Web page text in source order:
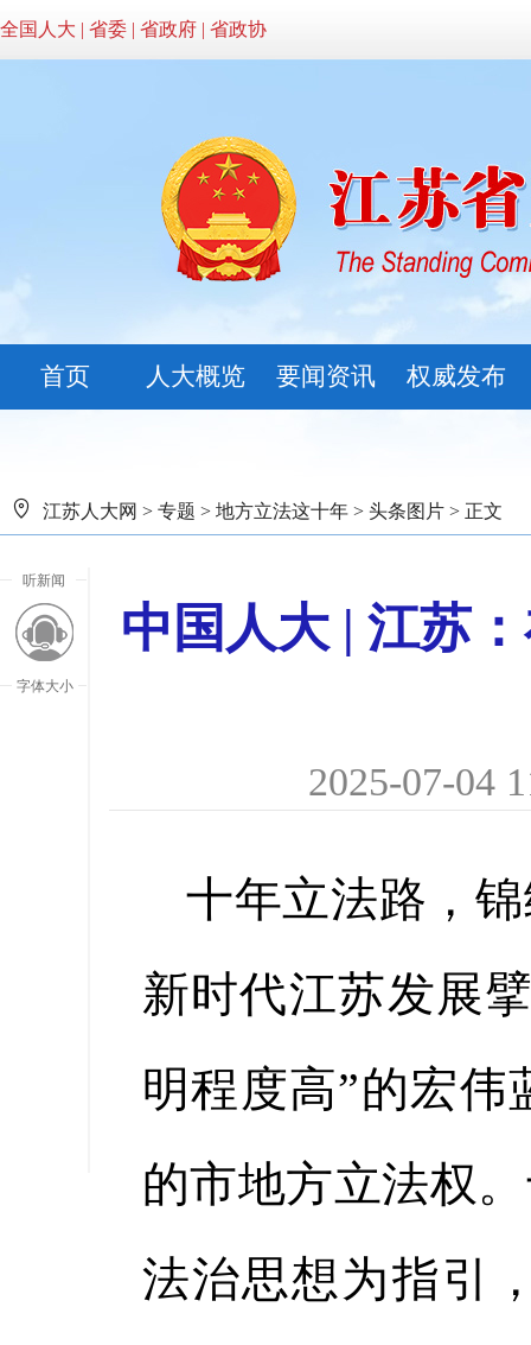
全国人大 | 省委 | 省政府 | 省政协
首页 人大概览 要闻资讯 权威发布
江苏人大网 > 专题 > 地方立法这十年 > 头条图片 > 正文
听新闻
字体大小
中国人大 | 江苏
2025-07-04
十年立法路，
新时代江苏发展
明程度高”的宏伟
的市地方立法权
法治思想为指引